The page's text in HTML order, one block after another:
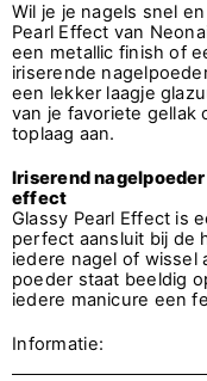
Wil je je nagels snel
Pearl Effect van
een metallic finish of
iriserende
een lekker laagje
van je favoriete gellak
toplaag aan.
Iriserend
effect
Glassy Pearl Effect is
perfect aansluit bij de
iedere nagel of wissel
poeder staat beeldig
iedere manicure een
Informatie: